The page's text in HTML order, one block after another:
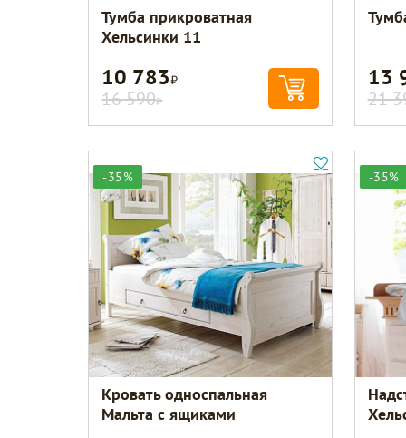
Тумба прикроватная
Хельсинки 11
10 783Р
16 590Р
13
21
-35%
Кровать односпальная
Мальта с ящиками
-35%